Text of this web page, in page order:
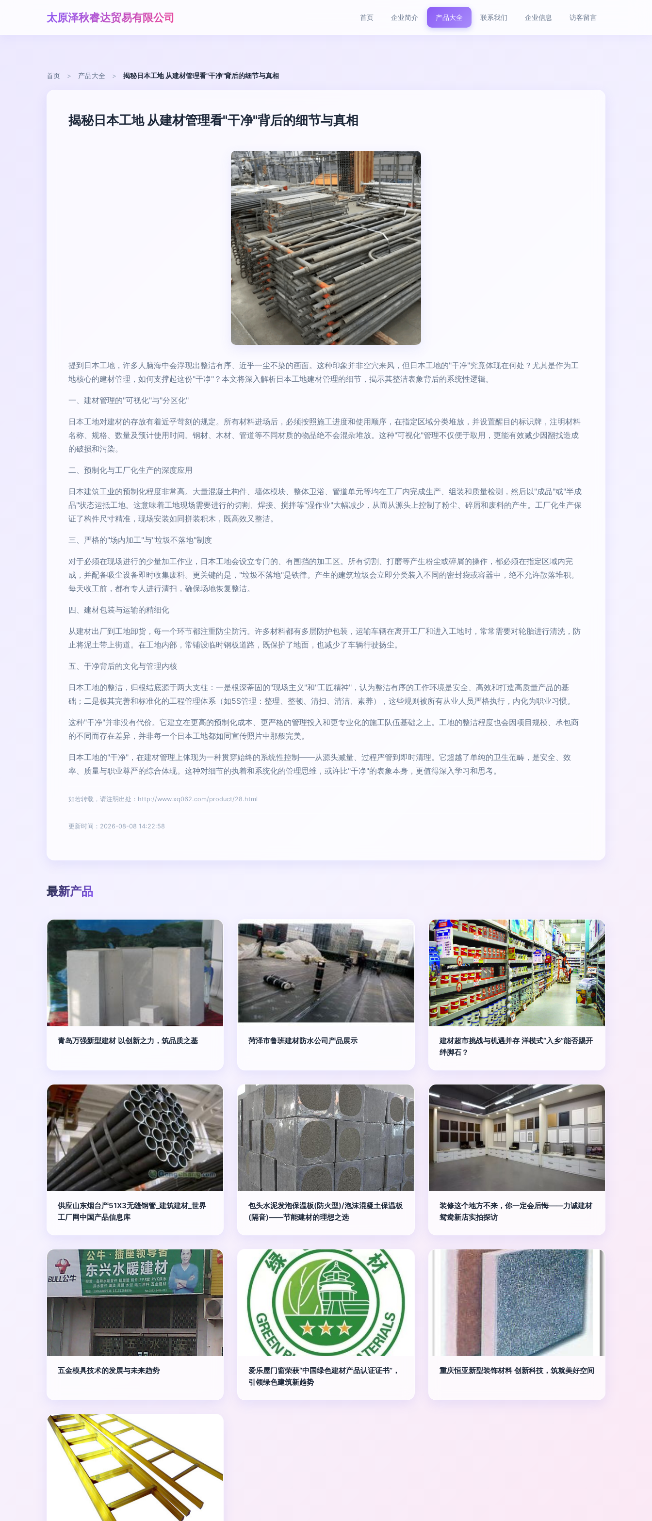
太原泽秋睿达贸易有限公司 首页 企业简介 产品大全 联系我们 企业信息 访客留言
首页 > 产品大全 > 揭秘日本工地 从建材管理看"干净"背后的细节与真相
揭秘日本工地 从建材管理看"干净"背后的细节与真相
提到日本工地，许多人脑海中会浮现出整洁有序、近乎一尘不染的画面。这种印象并非空穴来风，但日本工地的"干净"究竟体现在何处？尤其是作为工
地核心的建材管理，如何支撑起这份"干净"？本文将深入解析日本工地建材管理的细节，揭示其整洁表象背后的系统性逻辑。
一、建材管理的"可视化"与"分区化"
日本工地对建材的存放有着近乎苛刻的规定。所有材料进场后，必须按照施工进度和使用顺序，在指定区域分类堆放，并设置醒目的标识牌，注明材料
名称、规格、数量及预计使用时间。钢材、木材、管道等不同材质的物品绝不会混杂堆放。这种"可视化"管理不仅便于取用，更能有效减少因翻找造成
的破损和污染。
二、预制化与工厂化生产的深度应用
日本建筑工业的预制化程度非常高。大量混凝土构件、墙体模块、整体卫浴、管道单元等均在工厂内完成生产、组装和质量检测，然后以"成品"或"半成
品"状态运抵工地。这意味着工地现场需要进行的切割、焊接、搅拌等"湿作业"大幅减少，从而从源头上控制了粉尘、碎屑和废料的产生。工厂化生产保
证了构件尺寸精准，现场安装如同拼装积木，既高效又整洁。
三、严格的"场内加工"与"垃圾不落地"制度
对于必须在现场进行的少量加工作业，日本工地会设立专门的、有围挡的加工区。所有切割、打磨等产生粉尘或碎屑的操作，都必须在指定区域内完
成，并配备吸尘设备即时收集废料。更关键的是，"垃圾不落地"是铁律。产生的建筑垃圾会立即分类装入不同的密封袋或容器中，绝不允许散落堆积。
每天收工前，都有专人进行清扫，确保场地恢复整洁。
四、建材包装与运输的精细化
从建材出厂到工地卸货，每一个环节都注重防尘防污。许多材料都有多层防护包装，运输车辆在离开工厂和进入工地时，常常需要对轮胎进行清洗，防
止将泥土带上街道。在工地内部，常铺设临时钢板道路，既保护了地面，也减少了车辆行驶扬尘。
五、干净背后的文化与管理内核
日本工地的整洁，归根结底源于两大支柱：一是根深蒂固的"现场主义"和"工匠精神"，认为整洁有序的工作环境是安全、高效和打造高质量产品的基
础；二是极其完善和标准化的工程管理体系（如5S管理：整理、整顿、清扫、清洁、素养），这些规则被所有从业人员严格执行，内化为职业习惯。
这种"干净"并非没有代价。它建立在更高的预制化成本、更严格的管理投入和更专业化的施工队伍基础之上。工地的整洁程度也会因项目规模、承包商
的不同而存在差异，并非每一个日本工地都如同宣传照片中那般完美。
日本工地的"干净"，在建材管理上体现为一种贯穿始终的系统性控制——从源头减量、过程严管到即时清理。它超越了单纯的卫生范畴，是安全、效
率、质量与职业尊严的综合体现。这种对细节的执着和系统化的管理思维，或许比"干净"的表象本身，更值得深入学习和思考。
如若转载，请注明出处：http://www.xq062.com/product/28.html
更新时间：2026-08-08 14:22:58
最新产品
青岛万强新型建材 以创新之力，筑品质之基 菏泽市鲁班建材防水公司产品展示
建材超市挑战与机遇并存 洋模式“入乡”能否踢开
绊脚石？
供应山东烟台产51X3无缝钢管_建筑建材_世界
工厂网中国产品信息库
包头水泥发泡保温板(防火型)/泡沫混凝土保温板
(隔音)——节能建材的理想之选
装修这个地方不来，你一定会后悔——力诚建材
鸳鸯新店实拍探访
五金模具技术的发展与未来趋势
爱乐屋门窗荣获“中国绿色建材产品认证证书”，
引领绿色建筑新趋势
重庆恒亚新型装饰材料 创新科技，筑就美好空间